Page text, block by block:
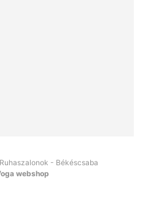
- Békéscsaba
webshop